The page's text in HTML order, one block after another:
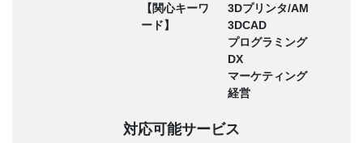
【関心キーワ
ード】
3Dプリンタ/AM
3DCAD
プログラミング
DX
マーケティング
経営
対応可能サービス